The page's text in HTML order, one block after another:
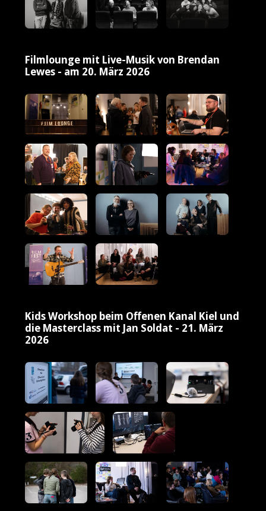
Filmlounge mit Live-Musik von Brendan
Lewes - am 20. März 2026
Kids Workshop beim Offenen Kanal Kiel und
die Masterclass mit Jan Soldat - 21. März
2026